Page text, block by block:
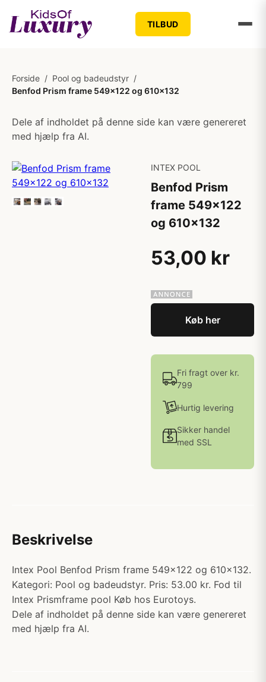
TILBUD
Forside / Pool og badeudstyr /
Benfod Prism frame 549x122 og 610x132
Dele af indholdet på denne side kan være genereret
med hjælp fra AI.
INTEX POOL
Benfod Prism
frame 549x122
og 610x132
53,00 kr
Køb her
Fri fragt over kr.
799
Hurtig levering
Sikker handel
med SSL
Beskrivelse
Intex Pool Benfod Prism frame 549x122 og 610x132.
Kategori: Pool og badeudstyr. Pris: 53.00 kr. Fod til
Intex Prismframe pool Køb hos Eurotoys.
Dele af indholdet på denne side kan være genereret
med hjælp fra AI.